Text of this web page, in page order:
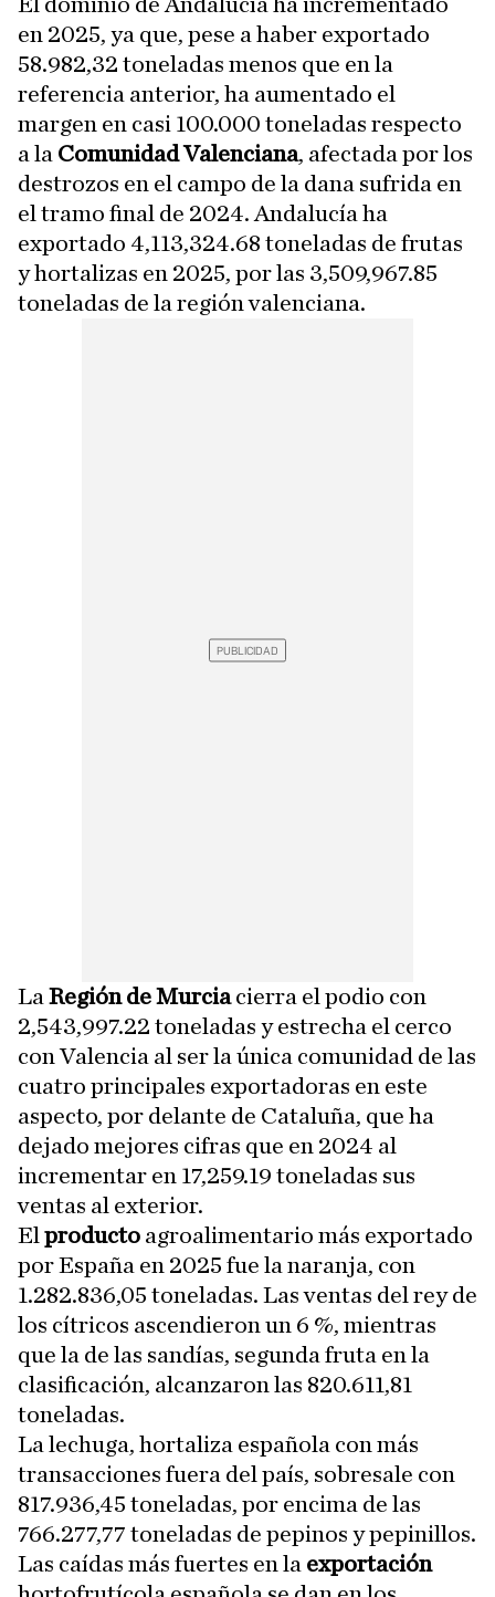
en 2025, ya que, pese a haber exportado
58.982,32 toneladas menos que en la
referencia anterior, ha aumentado el
margen en casi 100.000 toneladas respecto
a la Comunidad Valenciana, afectada por los
destrozos en el campo de la dana sufrida en
el tramo final de 2024. Andalucía ha
exportado 4,113,324.68 toneladas de frutas
y hortalizas en 2025, por las 3,509,967.85
toneladas de la región valenciana.
La Región de Murciacierra el podio con
2,543,997.22 toneladas y estrecha el cerco
con Valencia al ser la única comunidad de las
cuatro principales exportadoras en este
aspecto, por delante de Cataluña, que ha
dejado mejores cifras que en 2024 al
incrementar en 17,259.19 toneladas sus
ventas al exterior.
El producto agroalimentario más exportado
por España en 2025 fue la naranja, con
1.282.836,05 toneladas. Las ventas del rey de
los cítricos ascendieron un 6 %, mientras
que la de las sandías, segunda fruta en la
clasificación, alcanzaron las 820.611,81
toneladas.
La lechuga, hortaliza española con más
transacciones fuera del país, sobresale con
817.936,45 toneladas, por encima de las
766.277,77 toneladas de pepinos y pepinillos.
Las caídas más fuertes en la exportación